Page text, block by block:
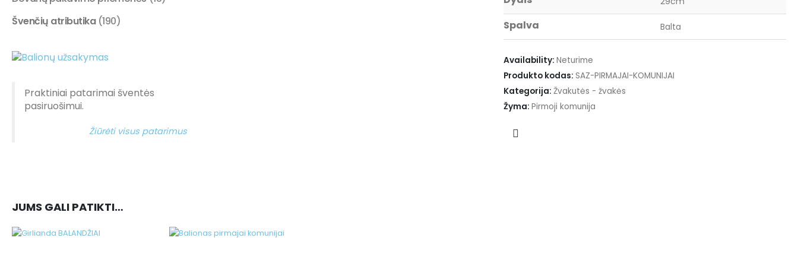
Spalva Balta
Availability: Neturime
Produkto kodas: SAZ-PIRMAJAI-KOMUNIJAI
Kategorija: Žvakutės - žvakės
Žyma: Pirmoji komunija
Švenčių atributika (190)
Praktiniai patarimai šventės
pasiruošimui.
Žiūrėti visus patarimus
JUMS GALI PATIKTI…